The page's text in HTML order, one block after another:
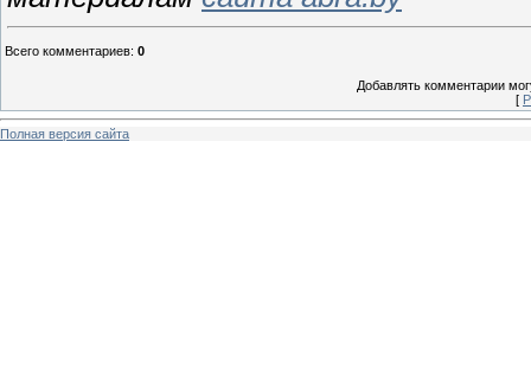
Всего комментариев: 0
Добавлять комментарии
[
Полная версия сайта